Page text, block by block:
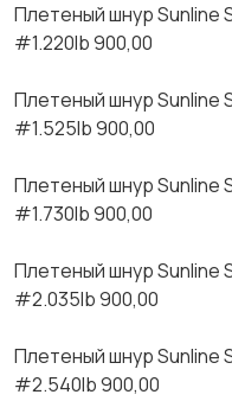
Плeтeный шнур Sunline
#1.220lb 900,00
Плeтeный шнуp Sunline
#1.525lb 900,00
Плетеный шнур Sunlinе
#1.730lb 900,00
Плетеный шнур Sunlinе
#2.035lb 900,00
Плетеный шнур Sunlinе
#2.540lb 900,00